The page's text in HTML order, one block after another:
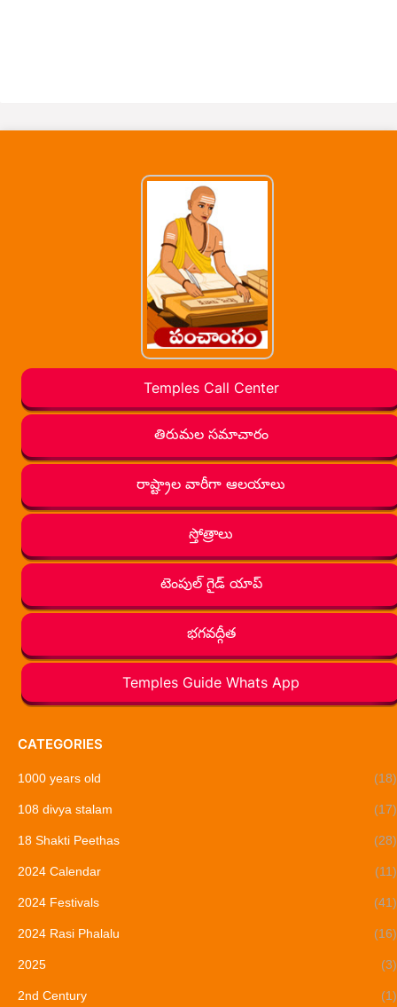
Temples Call Center
తిరుమల సమాచారం
రాష్ట్రాల వారీగా ఆలయాలు
స్తోత్రాలు
టెంపుల్ గైడ్ యాప్
భగవద్గీత
Temples Guide Whats App
CATEGORIES
1000 years old (18)
108 divya stalam (17)
18 Shakti Peethas (28)
2024 Calendar (11)
2024 Festivals (41)
2024 Rasi Phalalu (16)
2025 (3)
2nd Century (1)